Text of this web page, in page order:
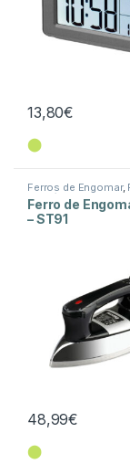
13,80€
⬤
Ferros de Engomar,
Domésticos,
Roupa
Ferro de
– ST91
48,99€
⬤